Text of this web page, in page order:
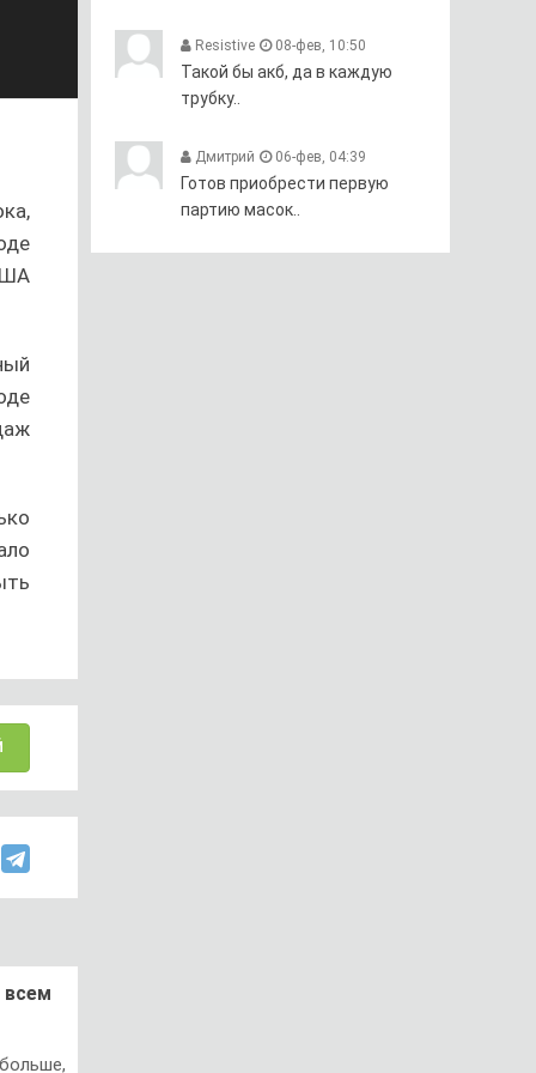
всем
Resistive 08-фев, 10:50
Такой бы акб, да в каждую
трубку..
Дмитрий 06-фев, 04:39
Готов приобрести первую
партию масок..